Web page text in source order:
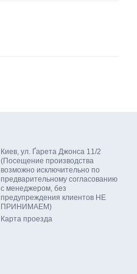
Киев, ул. Ґарета Джонса 11/2
(Посещение производства
возможно исключительно по
предварительному согласованию
с менеджером, без
предупреждения клиентов НЕ
ПРИНИМАЕМ)
Карта проезда